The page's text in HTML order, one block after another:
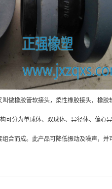
做橡胶管软接头，柔性橡胶接头，橡
分为单球体、双球体、异径体、偏心
合而成。此产品可降低振动及噪声，并